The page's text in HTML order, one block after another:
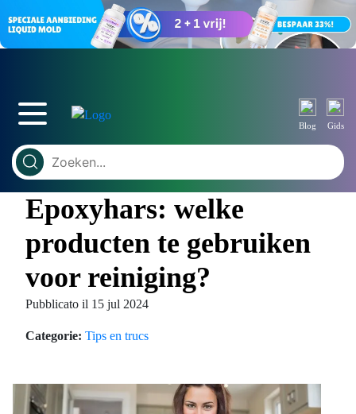
Blog Gids
Epoxyhars: welke
producten te gebruiken
voor reiniging?
Pubblicato il 15 jul 2024
Categorie: Tips en trucs